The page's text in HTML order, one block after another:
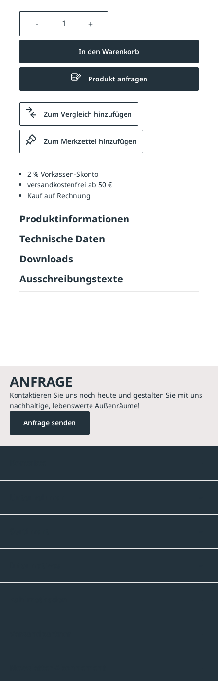
Produkt Anzahl: Gib den
In den Warenkorb
Produkt anfragen
Zum Vergleich hinzufügen
Zum Merkzettel hinzufügen
2 % Vorkassen-Skonto
versandkostenfrei ab 50 €
Kauf auf Rechnung
Produktinformationen
Technische Daten
Downloads
Ausschreibungstexte
ANFRAGE
Kontaktieren Sie uns noch heute und gestalten Sie mit uns
nachhaltige, lebenswerte Außenräume!
Anfrage senden